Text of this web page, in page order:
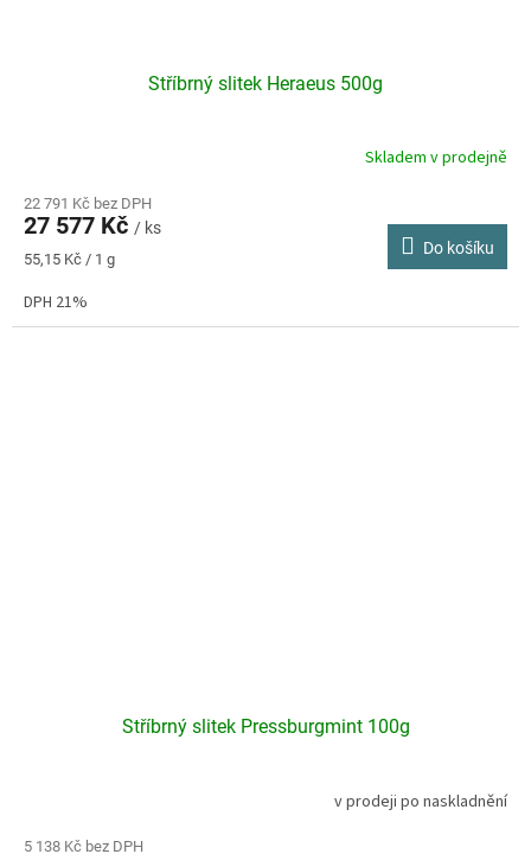
Stříbrný slitek Heraeus 500g
produktu
je
5,0
5
Skladem v prodejně
22 791 Kč bez DPH
27 577 Kč / ks
Měrná
55,15 Kč / 1 g
Do košíku
DPH 21%
Stříbrný slitek Pressburgmint 100g
v prodeji po naskladnění
5 138 Kč bez DPH